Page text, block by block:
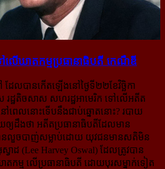
ឃាតកម្ម​ប្រធានាធិបតី កេណឺឌី
ដែលបានកើត​ឡើង​នៅ​ថ្ងៃទី២២ខែវិច្ឆិកា
រដ្ឋ​តិចសាស សហរដ្ឋអាមេរិក ទៅលើអតីត​
ៅពេលនោះទើបនឹងជាប់ឆ្នោត​នោះ? របាយ
យឲ្យដឹងថា អតីតប្រធានាធិបតី​ដែល​​មាន​​
បាន​លួច​បាញ់សម្លាប់ដោយ យុវជន​មានសតិមិន
វាដ (Lee Harvey Oswal) ដែល​ត្រូវបាន​
កម្ម លើប្រធានាធិបតី ដោយ​បុរស​ម្នាក់​ទៀត​